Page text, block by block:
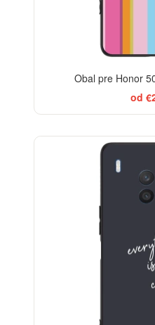
Obal pre Honor
od